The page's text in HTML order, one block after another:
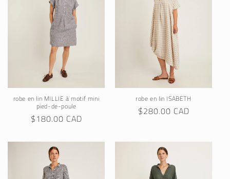
robe en lin MILLIE à motif mini
pied-de-poule
Regular
$180.00 CAD
robe en lin ISABETH
Regular
$280.00 CAD